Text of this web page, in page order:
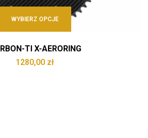
WYBIERZ OPCJE
TI X-AERORING
1280,00 zł